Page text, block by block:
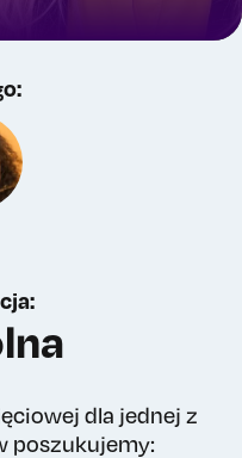
dla jednej z
poszukujemy: